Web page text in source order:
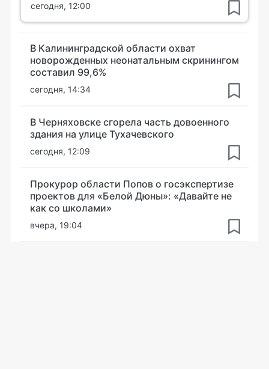
сегодня, 12:00
В Калининградской области охват
новорожденных неонатальным скринингом
составил 99,6%
сегодня, 14:34
В Черняховске сгорела часть довоенного
здания на улице Тухачевского
сегодня, 12:09
Прокурор области Попов о госэкспертизе
проектов для «Белой Дюны»: «Давайте не
как со школами»
вчера, 19:04